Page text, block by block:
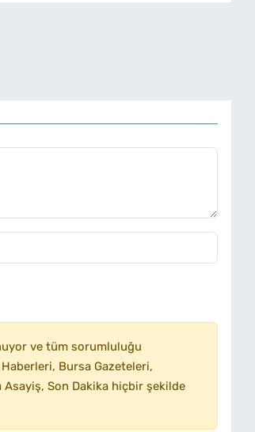
ve tüm sorumluluğu
Bursa Gazeteleri,
Son Dakika hiçbir şekilde